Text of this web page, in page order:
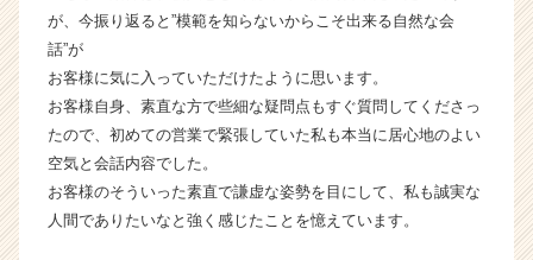
e
C
r
e
e
r）
が、今振り返ると”模範を知らないからこそ出来る自然な会
話”が
お客様に気に入っていただけたように思います。
お客様自身、素直な方で些細な疑問点もすぐ質問してくださっ
たので、初めての営業で緊張していた私も本当に居心地のよい
空気と会話内容でした。
お客様のそういった素直で謙虚な姿勢を目にして、私も誠実な
人間でありたいなと強く感じたことを憶えています。